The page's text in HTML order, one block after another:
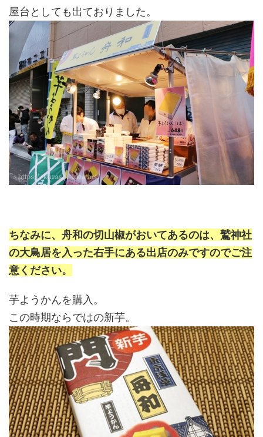
屋台としても出ておりました。
ちなみに、舟和の切山椒がおいてあるのは、鷲神社
の大鳥居を入った右手にある出店のみですのでご注
意ください。
芋ようかんを購入。
この時期ならではの新芋。